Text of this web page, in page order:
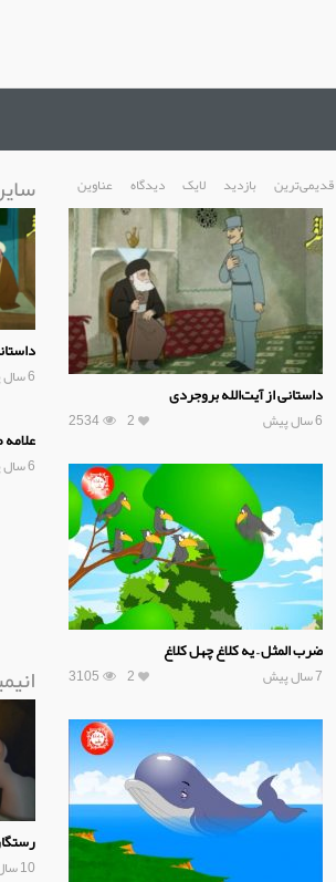
قدیمی‌ترین بازدید لایک دیدگاه عناوین
داستانی از آیت‌الله بروجردی
6 سال پیش 2534 2
ضرب المثل – یه کلاغ چهل کلاغ
7 سال پیش 3105 2
6 سال پیش
6 سال پیش
10 سال پیش